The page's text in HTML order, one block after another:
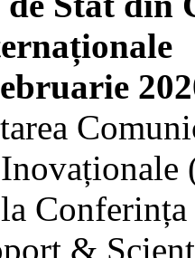
&